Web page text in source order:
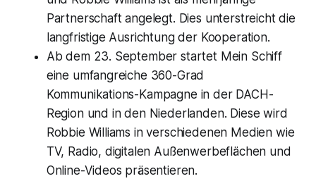
Partnerschaft angelegt. Dies unterstreicht die
langfristige Ausrichtung der Kooperation.
Ab dem 23. September startet Mein Schiff
eine umfangreiche 360-Grad
Kommunikations-Kampagne in der DACH-
Region und in den Niederlanden. Diese wird
Robbie Williams in verschiedenen Medien wie
TV, Radio, digitalen Außenwerbeflächen und
Online-Videos präsentieren.